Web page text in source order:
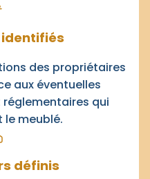
identifiés
des propriétaires
aux éventuelles
qui
le meublé.
définis